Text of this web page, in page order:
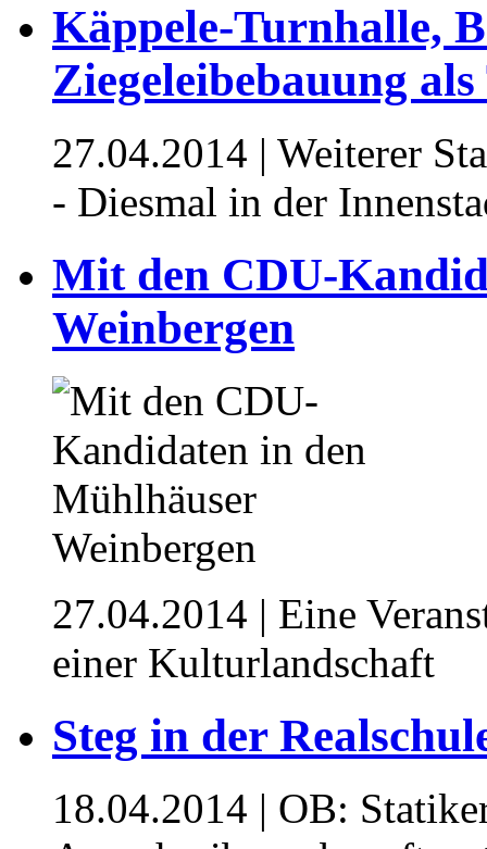
Käppele-Turnhalle,
Ziegeleibebauung
27.04.2014 | Weiterer
- Diesmal in der
Mit den CDU-
Weinbergen
27.04.2014 | Eine
einer Kulturlandschaft
Steg in der
18.04.2014 | OB: